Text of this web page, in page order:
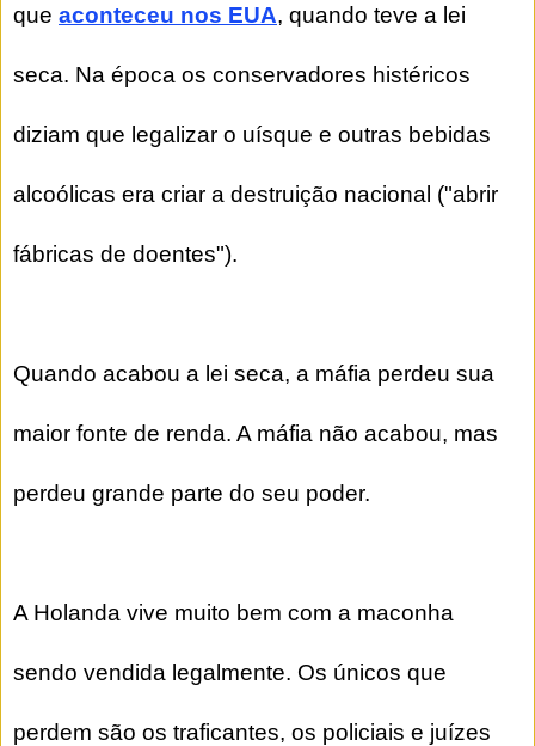
que aconteceu nos EUA, quando teve a lei
seca. Na época os conservadores histéricos
diziam que legalizar o uísque e outras bebidas
alcoólicas era criar a destruição nacional ("abrir
fábricas de doentes").
Quando acabou a lei seca, a máfia perdeu sua
maior fonte de renda. A máfia não acabou, mas
perdeu grande parte do seu poder.
A Holanda vive muito bem com a maconha
sendo vendida legalmente. Os únicos que
perdem são os traficantes, os policiais e juízes